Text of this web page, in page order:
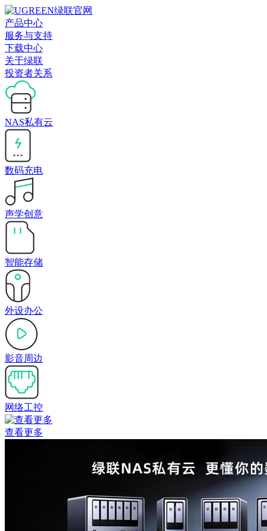
产品中心
服务与支持
下载中心
关于绿联
投资者关系
NAS私有云
数码充电
声学创意
智能存储
外设办公
影音周边
网络工控
查看更多